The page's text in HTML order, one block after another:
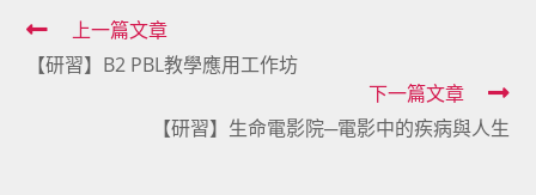
Read
more
上一篇文章
【研習】B2 PBL教學應用工作坊
下一篇文章
【研習】生命電影院─電影中的疾病與人生